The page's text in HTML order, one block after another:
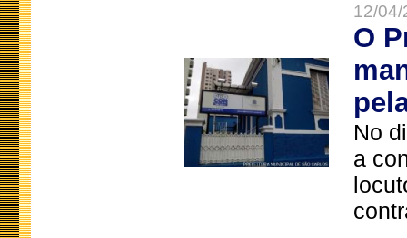
12/
O
No
a